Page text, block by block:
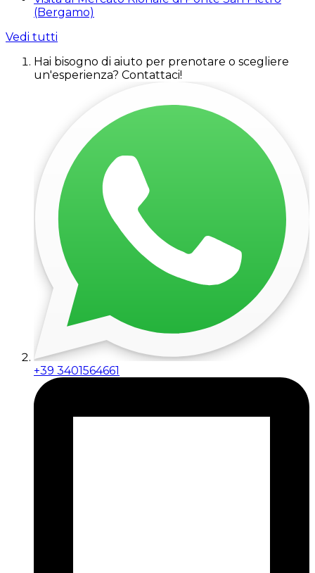
(Bergamo)
Vedi tutti
Hai bisogno di aiuto per prenotare o scegliere
un'esperienza? Contattaci!
+39 3401564661